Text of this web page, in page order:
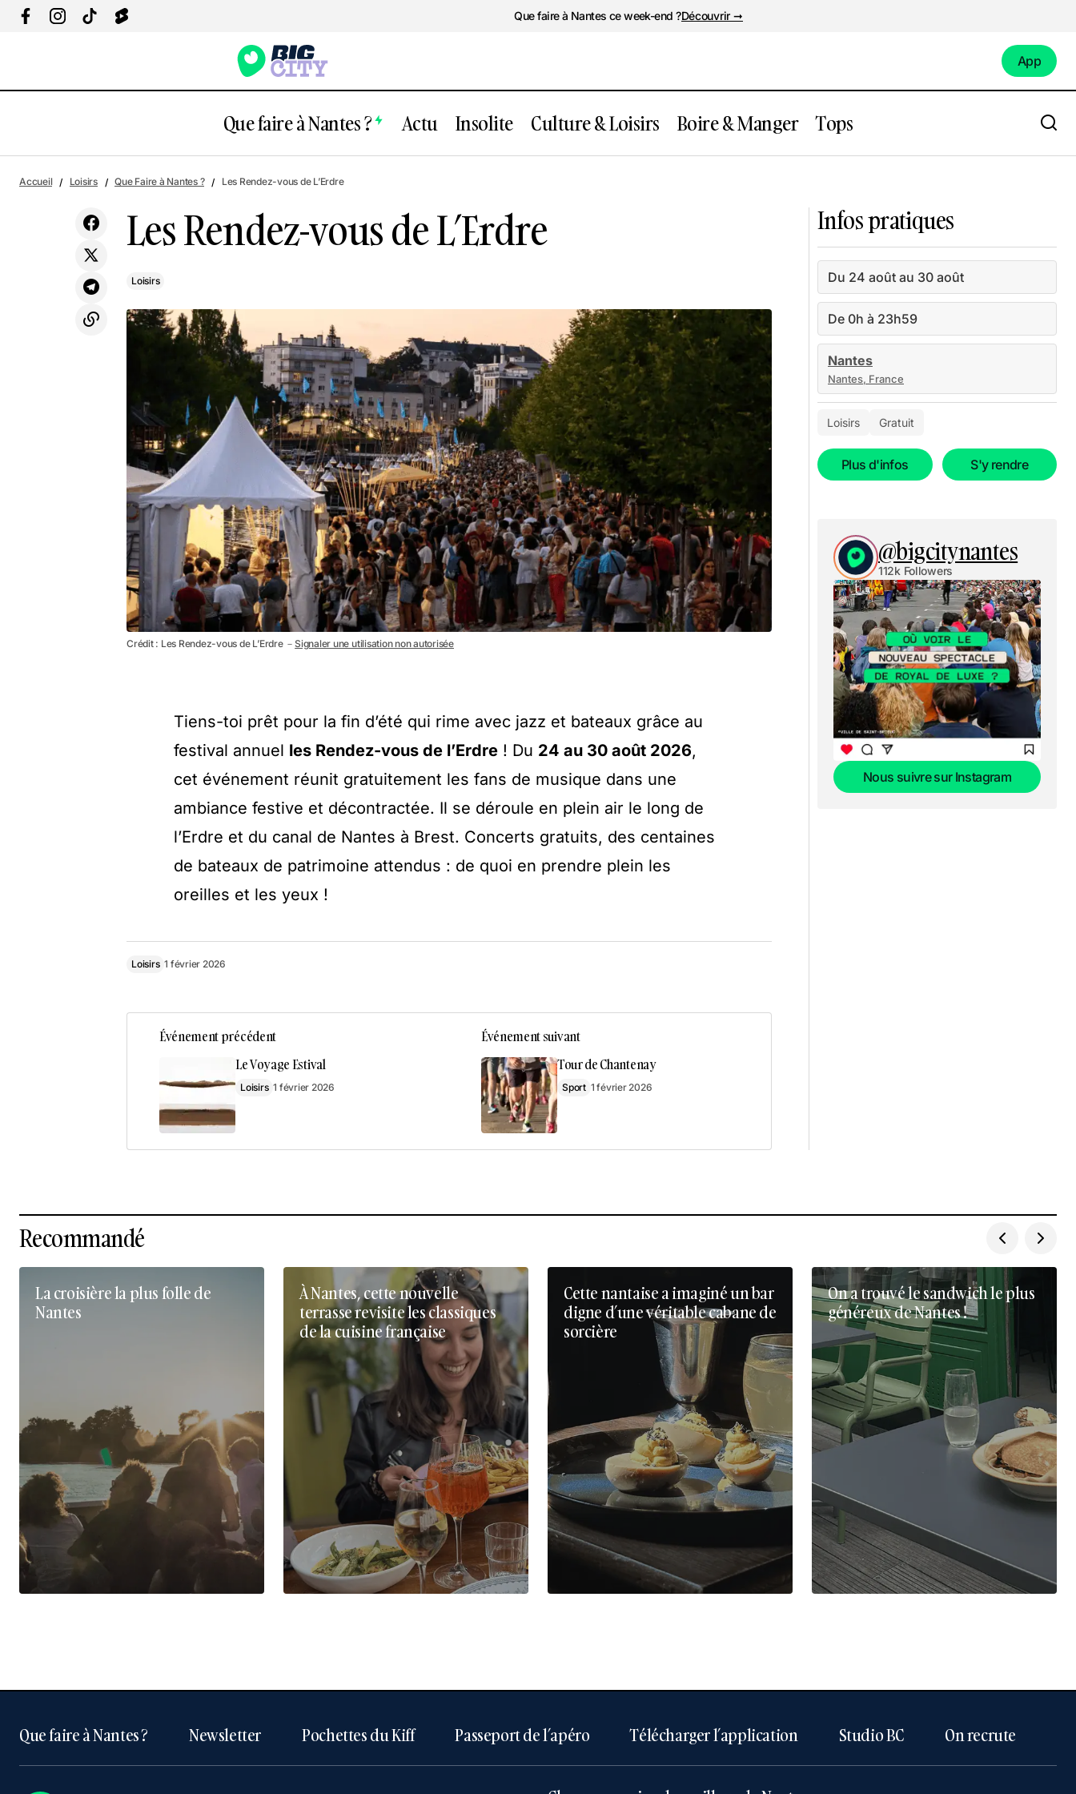
Que faire à Nantes ce week-end ?Découvrir ➞
App
Que faire à Nantes ? Actu Insolite Culture & Loisirs Boire & Manger Tops
Jazz Brunch avec SOLA à ZAW
Accueil Loisirs Que Faire à Nantes ? Les Rendez-vous de L’Erdre
Les Rendez-vous de L’Erdre
Loisirs
Crédit : Les Rendez-vous de L’Erdre －Signaler une utilisation non autorisée
Tiens-toi prêt pour la fin d’été qui rime avec jazz et bateaux grâce au
festival annuel les Rendez-vous de l’Erdre ! Du 24 au 30 août 2026,
cet événement réunit gratuitement les fans de musique dans une
ambiance festive et décontractée. Il se déroule en plein air le long de
l’Erdre et du canal de Nantes à Brest. Concerts gratuits, des centaines
de bateaux de patrimoine attendus : de quoi en prendre plein les
oreilles et les yeux !
Loisirs 1 février 2026
Événement précédent
Le Voyage Estival
Loisirs 1 février 2026
Événement suivant
Tour de Chantenay
Sport 1 février 2026
Infos pratiques
Du 24 août au 30 août
De 0h à 23h59
Nantes
Nantes, France
Loisirs Gratuit
Plus d'infos S'y rendre
@bigcitynantes
112k Followers
Nous suivre sur Instagram
Recommandé
La croisière la plus folle de
Nantes
À Nantes, cette nouvelle
terrasse revisite les classiques
de la cuisine française
Cette nantaise a imaginé un bar
digne d’une véritable cabane de
sorcière
On a trouvé le sandwich le plus
généreux de Nantes !
Que faire à Nantes ? Newsletter Pochettes du Kiff Passeport de l’apéro Télécharger l’application Studio BC On recrute